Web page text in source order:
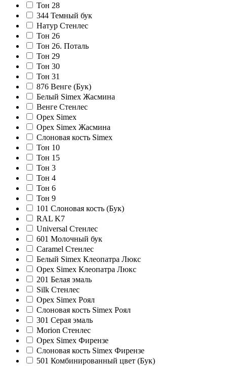
Тон 28
344 Темный бук
Натур Стенлес
Тон 26
Тон 26. Поталь
Тон 29
Тон 30
Тон 31
876 Венге (Бук)
Белый Simex Жасмина
Венге Стенлес
Орех Simex
Орех Simex Жасмина
Слоновая кость Simex
Тон 10
Тон 15
Тон 3
Тон 4
Тон 6
Тон 9
101 Слоновая кость (Бук)
RAL K7
Universal Стенлес
601 Молочный бук
Caramel Стенлес
Белый Simex Клеопатра Люкс
Орех Simex Клеопатра Люкс
201 Белая эмаль
Silk Стенлес
Орех Simex Роял
Слоновая кость Simex Роял
301 Серая эмаль
Morion Стенлес
Орех Simex Фирензе
Слоновая кость Simex Фирензе
501 Комбинированный цвет (Бук)